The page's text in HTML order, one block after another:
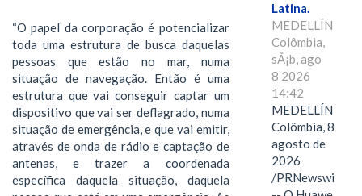
“O papel da corporação é potencializar
toda uma estrutura de busca daquelas
pessoas que estão no mar, numa
situação de navegação. Então é uma
estrutura que vai conseguir captar um
dispositivo que vai ser deflagrado, numa
situação de emergência, e que vai emitir,
através de onda de rádio e captação de
antenas, e trazer a coordenada
específica daquela situação, daquela
Latina.
MEDELLÍN,
Colômbia,
sÃ¡b, ago
8 2026
14:42
MEDELLÍN,
Colômbia, 8 de
agosto de
2026
/PRNewswire/